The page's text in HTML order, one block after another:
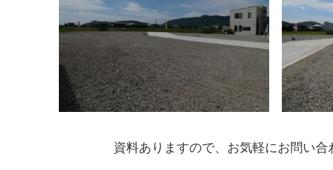
資料ありますので、お気軽にお問い